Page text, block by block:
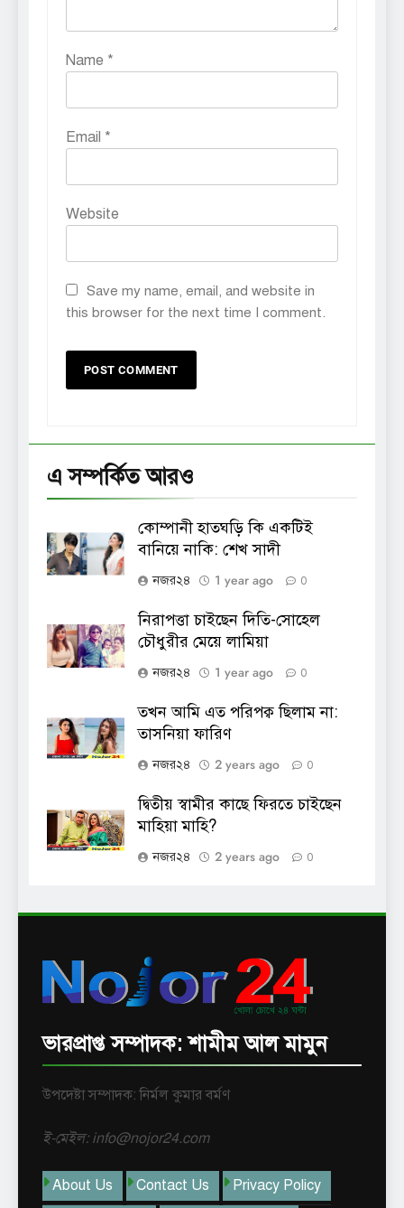
Name *
Email *
Website
Save my name, email, and website in
this browser for the next time I comment.
এ সম্পর্কিত আরও
কোম্পানী হাতঘড়ি কি একটিই
বানিয়ে নাকি: শেখ সাদী
নজর২৪ 1 year ago 0
নিরাপত্তা চাইছেন দিতি-সোহেল
চৌধুরীর মেয়ে লামিয়া
নজর২৪ 1 year ago 0
তখন আমি এত পরিপক্ব ছিলাম না:
তাসনিয়া ফারিণ
নজর২৪ 2 years ago 0
দ্বিতীয় স্বামীর কাছে ফিরতে চাইছেন
মাহিয়া মাহি?
নজর২৪ 2 years ago 0
ভারপ্রাপ্ত সম্পাদক: শামীম আল মামুন
উপদেষ্টা সম্পাদক: নির্মল কুমার বর্মণ
ই-মেইল: info@nojor24.com
About Us Contact Us Privacy Policy